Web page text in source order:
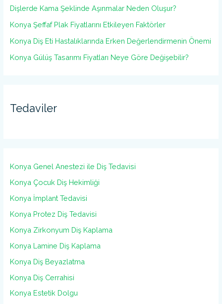
Dişlerde Kama Şeklinde Aşınmalar Neden Oluşur?
Konya Şeffaf Plak Fiyatlarını Etkileyen Faktörler
Konya Diş Eti Hastalıklarında Erken Değerlendirmenin Önemi
Konya Gülüş Tasarımı Fiyatları Neye Göre Değişebilir?
Tedaviler
Konya Genel Anestezi ile Diş Tedavisi
Konya Çocuk Diş Hekimliği
Konya İmplant Tedavisi
Konya Protez Diş Tedavisi
Konya Zirkonyum Diş Kaplama
Konya Lamine Diş Kaplama
Konya Diş Beyazlatma
Konya Diş Cerrahisi
Konya Estetik Dolgu